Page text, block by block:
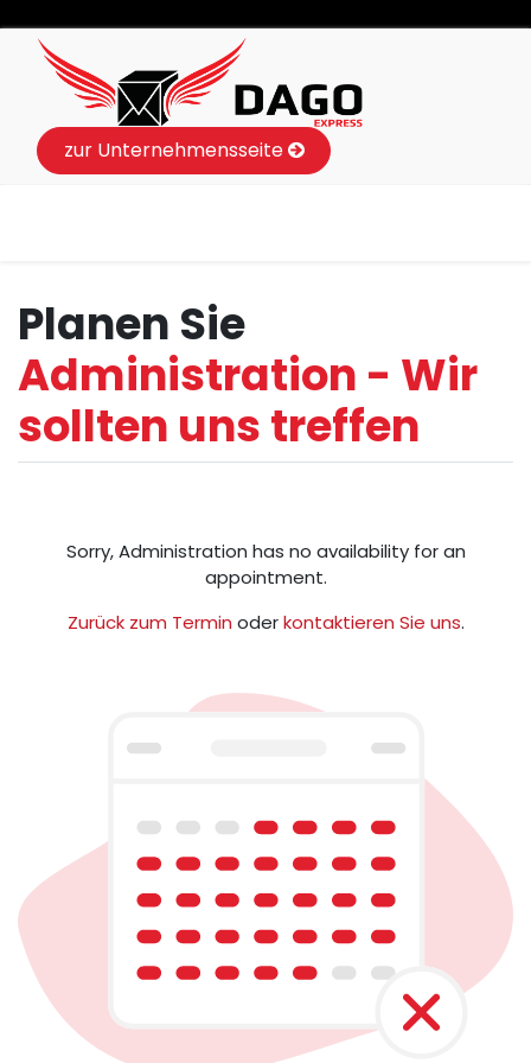
zur Unternehmensseite
Planen Sie
Administration - Wir
sollten uns treffen
Sorry,Administration has no availability for an
appointment.
Zurück zum Termin oderkontaktieren Sie uns.